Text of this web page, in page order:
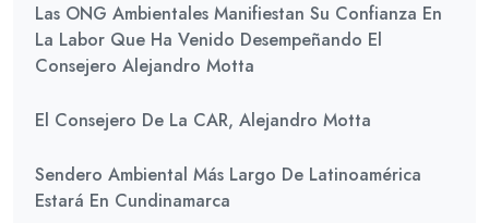
Las ONG Ambientales Manifiestan Su Confianza En
La Labor Que Ha Venido Desempeñando El
Consejero Alejandro Motta
El Consejero De La CAR, Alejandro Motta
Sendero Ambiental Más Largo De Latinoamérica
Estará En Cundinamarca